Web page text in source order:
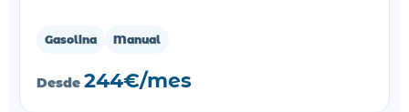
Gasolina Manual
Desde 244€/mes